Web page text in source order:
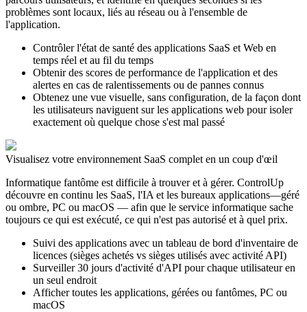
problèmes sont locaux, liés au réseau ou à l'ensemble de
l'application.
Contrôler l'état de santé des applications SaaS et Web en
temps réel et au fil du temps
Obtenir des scores de performance de l'application et des
alertes en cas de ralentissements ou de pannes connus
Obtenez une vue visuelle, sans configuration, de la façon dont
les utilisateurs naviguent sur les applications web pour isoler
exactement où quelque chose s'est mal passé
Visualisez votre environnement SaaS complet en un coup d'œil
Informatique fantôme est difficile à trouver et à gérer. ControlUp
découvre en continu les SaaS, l'IA et les bureaux applications—géré
ou ombre, PC ou macOS — afin que le service informatique sache
toujours ce qui est exécuté, ce qui n'est pas autorisé et à quel prix.
Suivi des applications avec un tableau de bord d'inventaire de
licences (sièges achetés vs sièges utilisés avec activité API)
Surveiller 30 jours d'activité d'API pour chaque utilisateur en
un seul endroit
Afficher toutes les applications, gérées ou fantômes, PC ou
macOS